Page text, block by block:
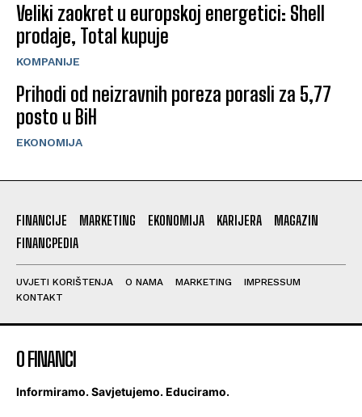
Veliki zaokret u europskoj energetici: Shell
prodaje, Total kupuje
KOMPANIJE
Prihodi od neizravnih poreza porasli za 5,77
posto u BiH
EKONOMIJA
FINANCIJE MARKETING EKONOMIJA KARIJERA
MAGAZIN
FINANCPEDIA
UVJETI KORIŠTENJA O NAMA MARKETING
IMPRESSUM
KONTAKT
O FINANCI
Informiramo. Savjetujemo. Educiramo.